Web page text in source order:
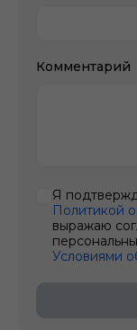
Комментарий
Я
Политикой
выражаю
Условиями